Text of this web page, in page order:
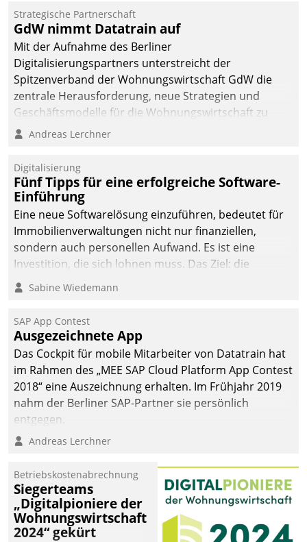
kommunale Wohnungsbauunternehmen daher
gemeinsam mit der Berliner Datatrain GmbH den
Teilprozess der Objektsanierung digitalisiert.
Strategische Partnerschaft
GdW nimmt Datatrain auf
Mit der Aufnahme des Berliner
Digitalisierungspartners unterstreicht der
Spitzenverband der Wohnungswirtschaft GdW die
zentrale Herausforderung, neue Strategien und
Geschäftsmodelle für die Wohnungswirtschaft zu
entwickeln.
Andreas Lerchner
Digitalisierung
Fünf Tipps für eine erfolgreiche Software-
Einführung
Eine neue Softwarelösung einzuführen, bedeutet für
Immobilienverwaltungen nicht nur finanziellen,
sondern auch personellen Aufwand. Es ist eine
Investition, die sich lohnen muss. Das Ziel: die
nachhaltige Optimierung der Geschäftsabläufe. Damit
dieses Ziel erreicht wird, sollten einige Grundregeln
Sabine Wiedemann
SAP App Contest
Ausgezeichnete App
Das Cockpit für mobile Mitarbeiter von Datatrain hat
im Rahmen des „MEE SAP Cloud Platform App Contest
2018“ eine Auszeichnung erhalten. Im Frühjahr 2019
nahm der Berliner SAP-Partner sie persönlich
entgegen.
Andreas Lerchner
Betriebskostenabrechnung
Siegerteams
„Digitalpioniere der
Wohnungswirtschaft
2024“ gekürt